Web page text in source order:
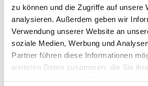
zu können und die Zugriffe auf unsere
analysieren. Außerdem geben wir
Verwendung unserer Website an
soziale Medien, Werbung und
Partner führen diese Informationen
weiteren Daten zusammen, die Sie
Welche
sollte man lernen?
Die vorgestellten Rankings basieren
wie Suchanfragen. Daraus lässt sich